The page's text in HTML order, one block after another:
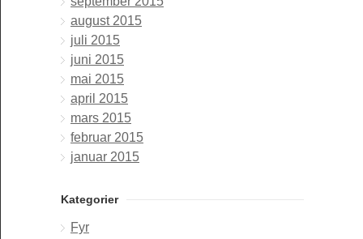
august 2015
juli 2015
juni 2015
mai 2015
april 2015
mars 2015
februar 2015
januar 2015
Kategorier
Fyr